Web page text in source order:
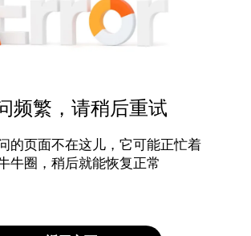
频繁，请稍后重试
的页面不在这儿，它可能正忙着
牛圈，稍后就能恢复正常